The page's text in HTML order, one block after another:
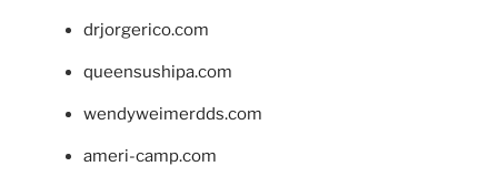
drjorgerico.com
queensushipa.com
wendyweimerdds.com
ameri-camp.com